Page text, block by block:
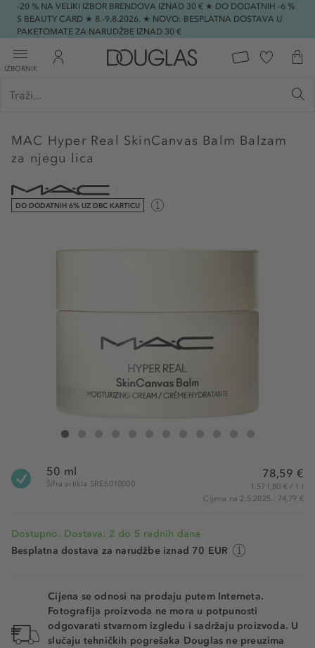
-20 % NA VELIKI IZBOR BRENDOVA IZNAD 30 € ★ DO DODATNIH -6 %
S BEAUTY CARD ★ 8.-9.8.2026. ★ NOVO: BESPLATNA DOSTAVA U
PAKETOMATE ZA NARUDŽBE IZNAD 30 €
IZBORNIK
MAC Hyper Real SkinCanvas Balm Balzam
za njegu lica
DO DODATNIH 6% UZ DBC KARTICU
MAC Hyper Real SkinCanvas Balm
50 ml
Šifra artikla SRE6010000
78,59 €
1.571,80 € / 1 l
Cijena na 2.5.2025.: 74,79 €
Dostupno. Dostava: 2 do 5 radnih dana
Besplatna dostava za narudžbe iznad 70 EUR
Cijena se odnosi na prodaju putem Interneta.
Fotografija proizvoda ne mora u potpunosti
odgovarati stvarnom izgledu i sadržaju proizvoda. U
slučaju tehničkih pogrešaka Douglas ne preuzima